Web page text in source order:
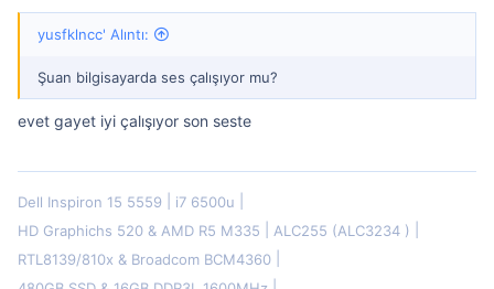
yusfklncc' Alıntı:
Şuan bilgisayarda ses çalışıyor mu?
evet gayet iyi çalışıyor son seste
Dell Inspiron 15 5559
i7 6500u
HD Graphichs 520 & AMD R5 M335
ALC255 (ALC3234 )
RTL8139/810x & Broadcom BCM4360